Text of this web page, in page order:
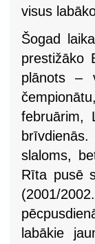
visus
Šogad
prestižāko
plānots –
februārim,
slaloms,
Rīta pusē
(2001/
labākie